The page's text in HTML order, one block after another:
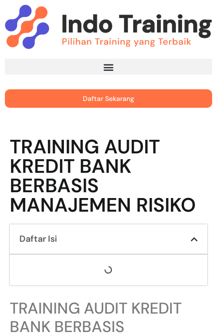
Daftar Sekarang
TRAINING AUDIT
KREDIT BANK
BERBASIS
MANAJEMEN RISIKO
Daftar Isi
TRAINING AUDIT KREDIT
BANK BERBASIS